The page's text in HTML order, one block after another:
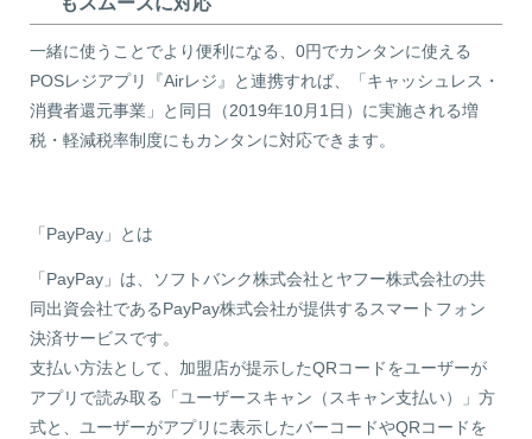
一緒に使うことでより便利になる、0円でカンタンに使える
POSレジアプリ『Airレジ』と連携すれば、「キャッシュレス・
消費者還元事業」と同日（2019年10月1日）に実施される増
税・軽減税率制度にもカンタンに対応できます。
「PayPay」とは
「PayPay」は、ソフトバンク株式会社とヤフー株式会社の共
同出資会社であるPayPay株式会社が提供するスマートフォン
決済サービスです。
支払い方法として、加盟店が提示したQRコードをユーザーが
アプリで読み取る「ユーザースキャン（スキャン支払い）」方
式と、ユーザーがアプリに表示したバーコードやQRコードを